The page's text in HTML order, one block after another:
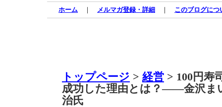
ホーム ｜ メルマガ登録・詳細 ｜ このブログにつ
トップページ > 経営 > 100円寿
成功した理由とは？――金沢ま
治氏